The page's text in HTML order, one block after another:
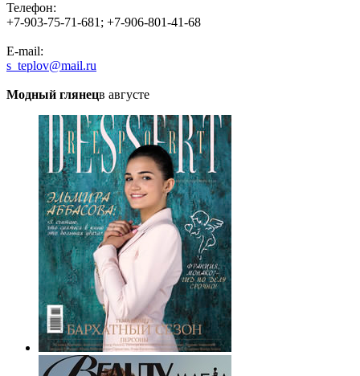
Телефон:
+7-903-75-71-681; +7-906-801-41-68
E-mail:
s_teplov@mail.ru
Модный глянецв августе